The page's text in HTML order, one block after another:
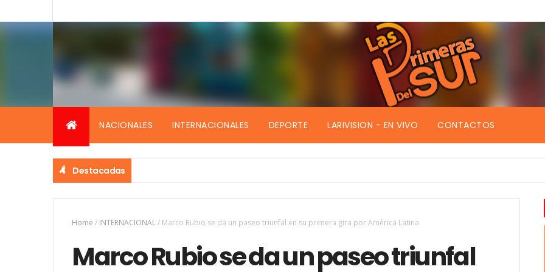
NACIONALES INTERNACIONALES DEPORTE LARIVISION - EN VIVO CONTACTOS
Destacadas
Home / INTERNACIONAL/ Marco Rubio se da un paseo triunfal en su primera gira por América Latina
Marco Rubio se da un paseo triunfal